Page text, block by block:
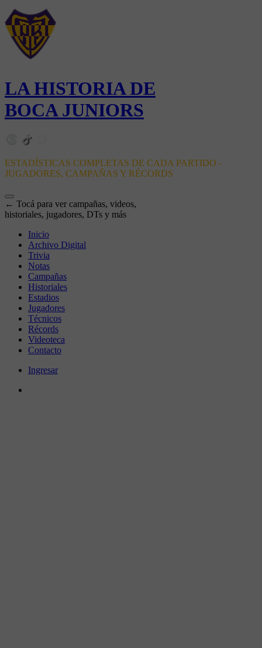
LA HISTORIA DE
BOCA JUNIORS
ESTADÍSTICAS COMPLETAS DE CADA PARTIDO -
JUGADORES, CAMPAÑAS Y RÉCORDS
← Tocá para ver campañas, videos,
historiales, jugadores, DTs y más
Inicio
Archivo Digital
Trivia
Notas
Campañas
Historiales
Estadios
Jugadores
Técnicos
Récords
Videoteca
Contacto
Ingresar